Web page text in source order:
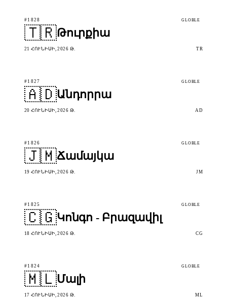
#1828 GLOBLE
🇹🇷Թուրքիա
21 ՀՈՒՆԻՍԻ, 2026 Թ. TR
#1827 GLOBLE
🇦🇩Անդորրա
20 ՀՈՒՆԻՍԻ, 2026 Թ. AD
#1826 GLOBLE
🇯🇲Ճամայկա
19 ՀՈՒՆԻՍԻ, 2026 Թ. JM
#1825 GLOBLE
🇨🇬Կոնգո - Բրազավիլ
18 ՀՈՒՆԻՍԻ, 2026 Թ. CG
#1824 GLOBLE
🇲🇱Մալի
17 ՀՈՒՆԻՍԻ, 2026 Թ. ML